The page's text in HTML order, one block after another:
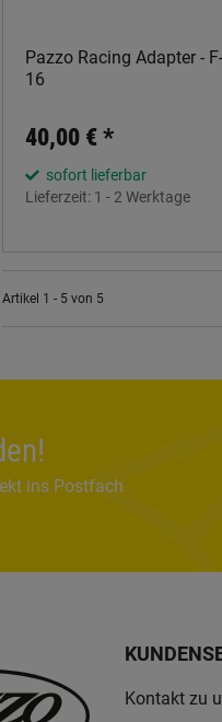
Pazzo Racing Adapter - F-
16
40,00 €*
sofort lieferbar
Lieferzeit: 1 - 2 Werktage
Artikel 1 - 5 von 5
ins Postfach
Kontakt zu